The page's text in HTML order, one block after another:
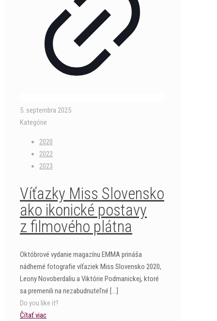
5. septembra 2025
Kategórie
2020
2022
2023
Víťazky Miss Slovensko
ako ikonické postavy
z filmového plátna
Októbrové vydanie magazínu EMMA prináša
nádherné fotografie víťaziek Miss Slovensko 2020,
Leony Novoberdaliu a Viktórie Podmanickej, ktoré
sa premenili na nezabudnuteľné […]
Do you like it?
Čítať viac